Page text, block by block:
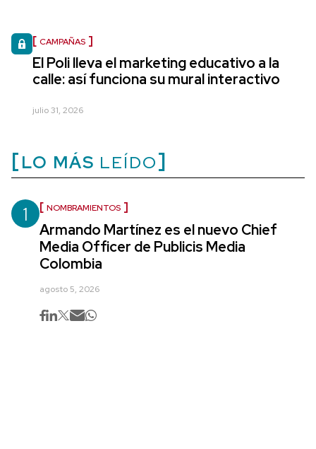
CAMPAÑAS
El Poli lleva el marketing educativo a la
calle: así funciona su mural interactivo
julio 31, 2026
LO MÁS LEÍDO
1 NOMBRAMIENTOS
Armando Martínez es el nuevo Chief
Media Officer de Publicis Media
Colombia
agosto 5, 2026